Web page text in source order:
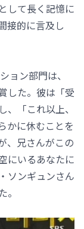
して長く記憶に
接的に言及し
ョン部門は、
した。彼は「受
「これ以上、
かに休むことを
、兄さんがこの
にいるあなたに
ソンギュンさん
。